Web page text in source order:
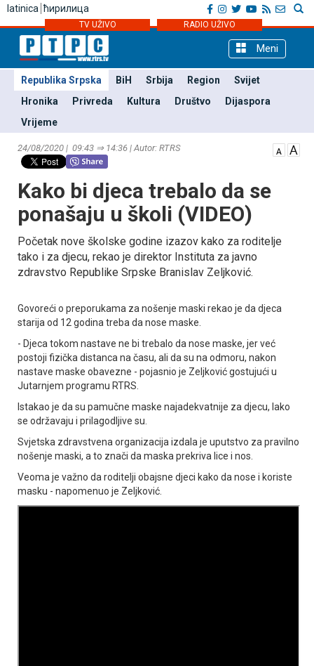
latinica ћирилица
TV UŽIVO RADIO UŽIVO
Meni
Republika Srpska BiH Srbija Region
Svijet
Hronika
Privreda Kultura Društvo
Dijaspora
Vrijeme
24/08/2020 | 09:43 ⇒ 14:36 | Autor: RTRS
Kako bi djeca trebalo da se
ponašaju u školi (VIDEO)
Početak nove školske godine izazov kako za roditelje
tako i za djecu, rekao je direktor Instituta za javno
zdravstvo Republike Srpske Branislav Zeljković.
Govoreći o preporukama za nošenje maski rekao je da djeca
starija od 12 godina treba da nose maske.
- Djeca tokom nastave ne bi trebalo da nose maske, jer već
postoji fizička distanca na času, ali da su na odmoru, nakon
nastave maske obavezne - pojasnio je Zeljković gostujući u
Јutarnjem programu RTRS.
Istakao je da su pamučne maske najadekvatnije za djecu, lako
se održavaju i prilagodljive su.
Svjetska zdravstvena organizacija izdala je uputstvo za pravilno
nošenje maski, a to znači da maska prekriva lice i nos.
Veoma je važno da roditelji obajsne djeci kako da nose i koriste
masku - napomenuo je Zeljković.